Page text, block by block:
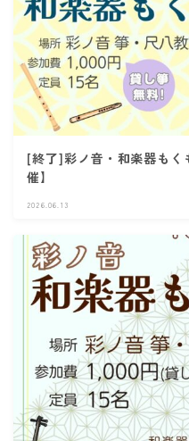
[終了]彩ノ音・和楽器も
催】
2026.06.13